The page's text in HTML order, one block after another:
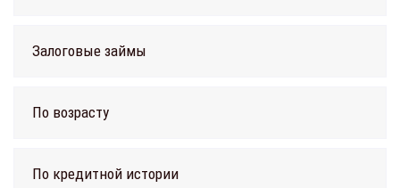
Залоговые займы
По возрасту
По кредитной истории